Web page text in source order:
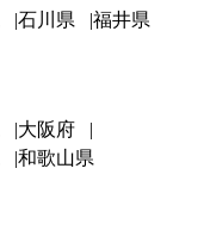
石川県 福井県
大阪府
和歌山県